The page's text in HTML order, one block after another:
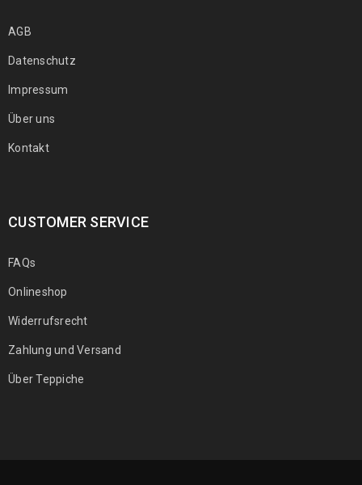
AGB
Datenschutz
Impressum
Über uns
Kontakt
CUSTOMER SERVICE
FAQs
Onlineshop
Widerrufsrecht
Zahlung und Versand
Über Teppiche